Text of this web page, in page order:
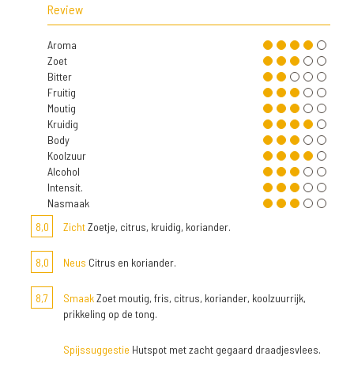
Review
Aroma
Zoet
Bitter
Fruitig
Moutig
Kruidig
Body
Koolzuur
Alcohol
Intensit.
Nasmaak
8,0
ZichtZoetje, citrus, kruidig, koriander.
8,0 Neus Citrus en koriander.
8,7 SmaakZoet moutig, fris, citrus, koriander, koolzuurrijk,
prikkeling op de tong.
Spijssuggestie Hutspot met zacht gegaard draadjesvlees.